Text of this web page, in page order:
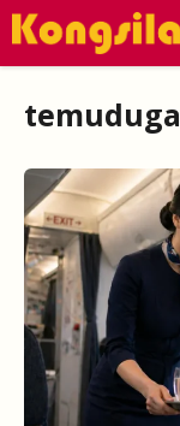
Skip
temuduga